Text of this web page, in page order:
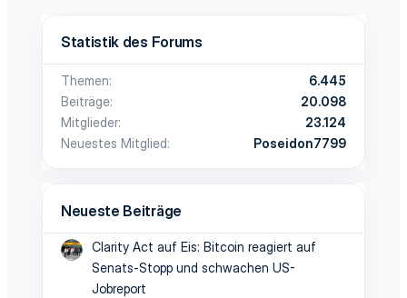
Statistik des Forums
Themen
6.445
Beiträge
20.098
Mitglieder
23.124
Neuestes Mitglied
Poseidon7799
Neueste Beiträge
Clarity Act auf Eis: Bitcoin reagiert auf
Senats-Stopp und schwachen US-
Jobreport